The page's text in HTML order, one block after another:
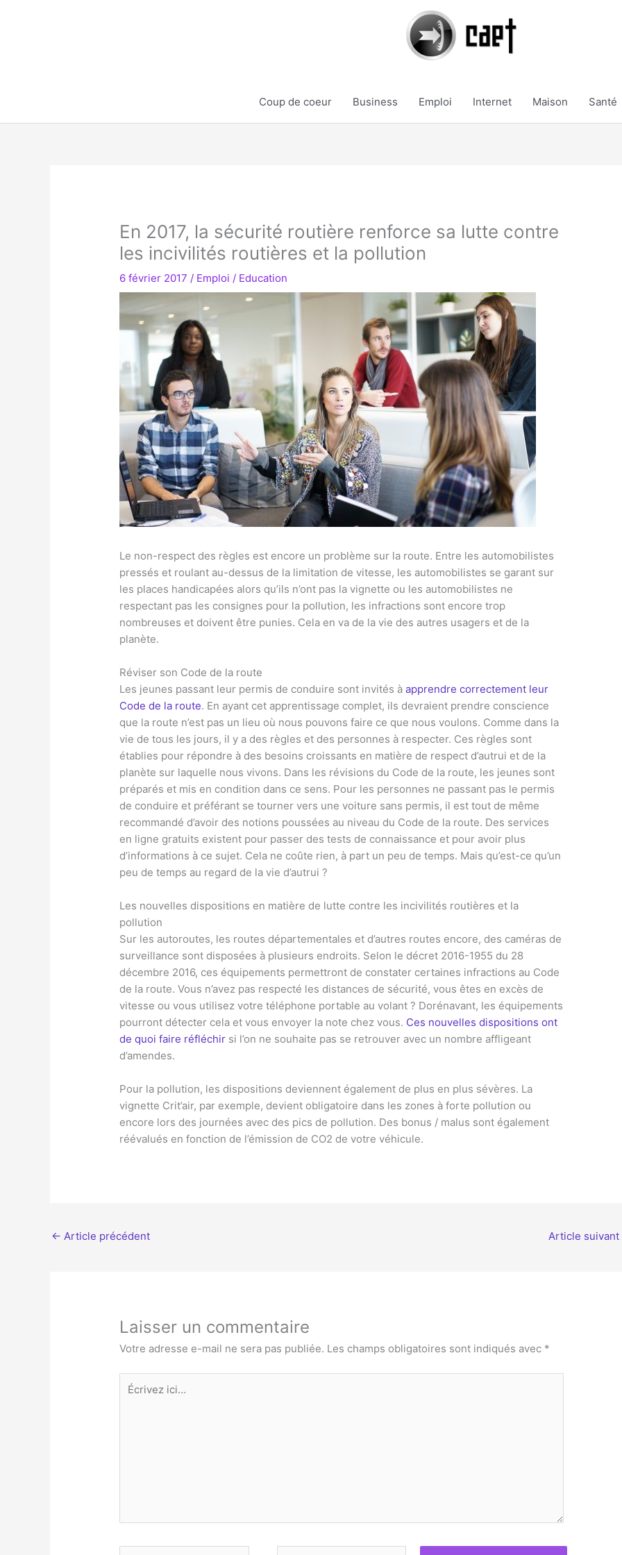
Coup de coeur Business Emploi Internet Maison Santé
En 2017, la sécurité routière renforce sa lutte contre
les incivilités routières et la pollution
6 février 2017 / Emploi / Education
Le non-respect des règles est encore un problème sur la route. Entre les automobilistes
pressés et roulant au-dessus de la limitation de vitesse, les automobilistes se garant sur
les places handicapées alors qu’ils n’ont pas la vignette ou les automobilistes ne
respectant pas les consignes pour la pollution, les infractions sont encore trop
nombreuses et doivent être punies. Cela en va de la vie des autres usagers et de la
planète.
Réviser son Code de la route
Les jeunes passant leur permis de conduire sont invités àapprendre correctement leur
Code de la route. En ayant cet apprentissage complet, ils devraient prendre conscience
que la route n’est pas un lieu où nous pouvons faire ce que nous voulons. Comme dans la
vie de tous les jours, il y a des règles et des personnes à respecter. Ces règles sont
établies pour répondre à des besoins croissants en matière de respect d’autrui et de la
planète sur laquelle nous vivons. Dans les révisions du Code de la route, les jeunes sont
préparés et mis en condition dans ce sens. Pour les personnes ne passant pas le permis
de conduire et préférant se tourner vers une voiture sans permis, il est tout de même
recommandé d’avoir des notions poussées au niveau du Code de la route. Des services
en ligne gratuits existent pour passer des tests de connaissance et pour avoir plus
d’informations à ce sujet. Cela ne coûte rien, à part un peu de temps. Mais qu’est-ce qu’un
peu de temps au regard de la vie d’autrui ?
Les nouvelles dispositions en matière de lutte contre les incivilités routières et la
pollution
Sur les autoroutes, les routes départementales et d’autres routes encore, des caméras de
surveillance sont disposées à plusieurs endroits. Selon le décret 2016-1955 du 28
décembre 2016, ces équipements permettront de constater certaines infractions au Code
de la route. Vous n’avez pas respecté les distances de sécurité, vous êtes en excès de
vitesse ou vous utilisez votre téléphone portable au volant ? Dorénavant, les équipements
pourront détecter cela et vous envoyer la note chez vous. Ces nouvelles dispositions ont
de quoi faire réfléchir si l’on ne souhaite pas se retrouver avec un nombre affligeant
d’amendes.
Pour la pollution, les dispositions deviennent également de plus en plus sévères. La
vignette Crit’air, par exemple, devient obligatoire dans les zones à forte pollution ou
encore lors des journées avec des pics de pollution. Des bonus / malus sont également
réévalués en fonction de l’émission de CO2 de votre véhicule.
← Article précédent Article suivant
Laisser un commentaire
Votre adresse e-mail ne sera pas publiée. Les champs obligatoires sont indiqués avec *
Écrivez
ici…